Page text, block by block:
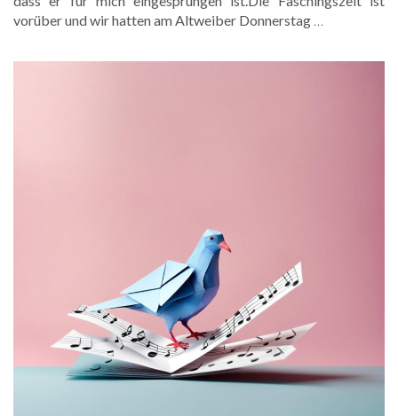
vorüber und wir hatten am Altweiber Donnerstag …